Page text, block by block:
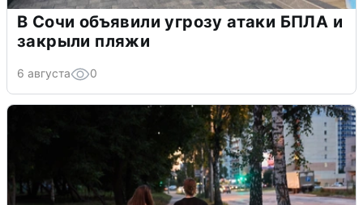
В Сочи объявили угрозу атаки БПЛА и
закрыли пляжи
6 августа 0